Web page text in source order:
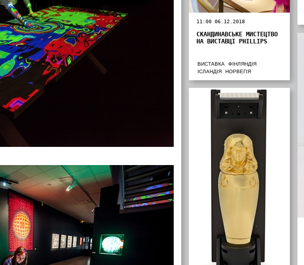
11:00 06.12.2018
СКАНДИНАВСЬКЕ МИСТЕЦТВО
НА ВИСТАВЦІ PHILLIPS
ВИСТАВКА
ФІНЛЯНДІЯ
ІСЛАНДІЯ
НОРВЕГІЯ